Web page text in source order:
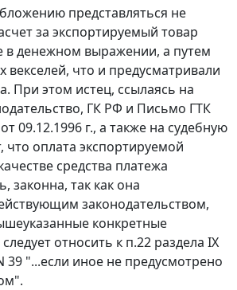
представляться не
за экспортируемый товар
в денежном выражении, а путем
векселей, что и предусматривали
При этом истец, ссылаясь на
ГК РФ и Письмо ГТК
09.12.1996 г., а также на судебную
что оплата экспортируемой
средства платежа
законна, так как она
законодательством,
конкретные
относить к п.22 раздела IX
39 "...если иное не предусмотрено